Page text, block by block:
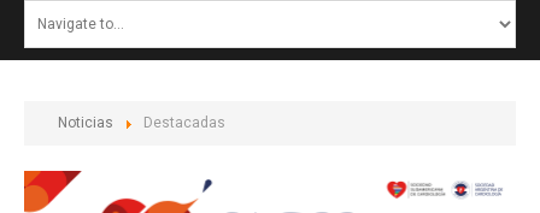
NOTICIAS
CONTACTO
Noticias Destacadas